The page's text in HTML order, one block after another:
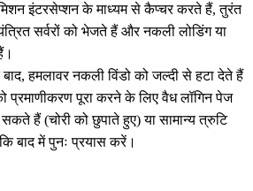
इंटरसेप्शन के माध्यम से कैप्चर करते हैं, तुरंत
सर्वरों को भेजते हैं और नकली लोडिंग या
हमलावर नकली विंडो को जल्दी से हटा देते हैं
प्रमाणीकरण पूरा करने के लिए वैध लॉगिन पेज
सकते हैं (चोरी को छुपाते हुए) या सामान्य त्रुटि
बाद में पुनः प्रयास करें।